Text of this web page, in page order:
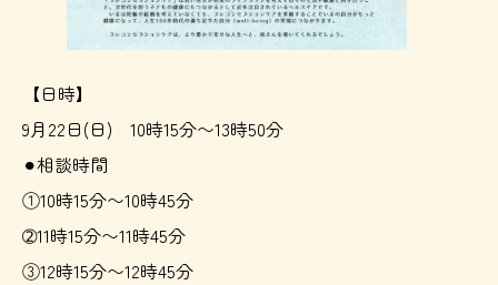
【日時】
9月22日(日) 10時15分〜13時50分
⚫︎相談時間
①10時15分〜10時45分
➁11時15分〜11時45分
③12時15分〜12時45分